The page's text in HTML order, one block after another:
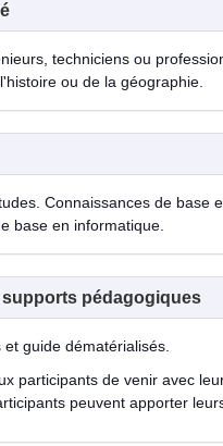
techniciens ou
ou de la géographie.
Connaissances de base
base en informatique.
supports pédagogiques
guide dématérialisés.
participants de venir avec
peuvent apporter